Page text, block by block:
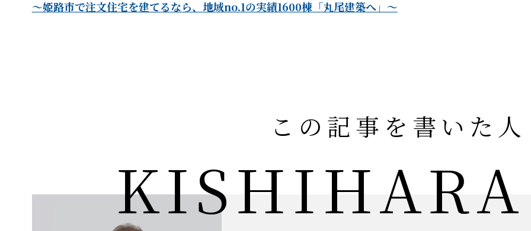
～姫路市で注文住宅を建てるなら、地域no.1の実績1600棟「丸尾建築へ」～
この記事を書いた人